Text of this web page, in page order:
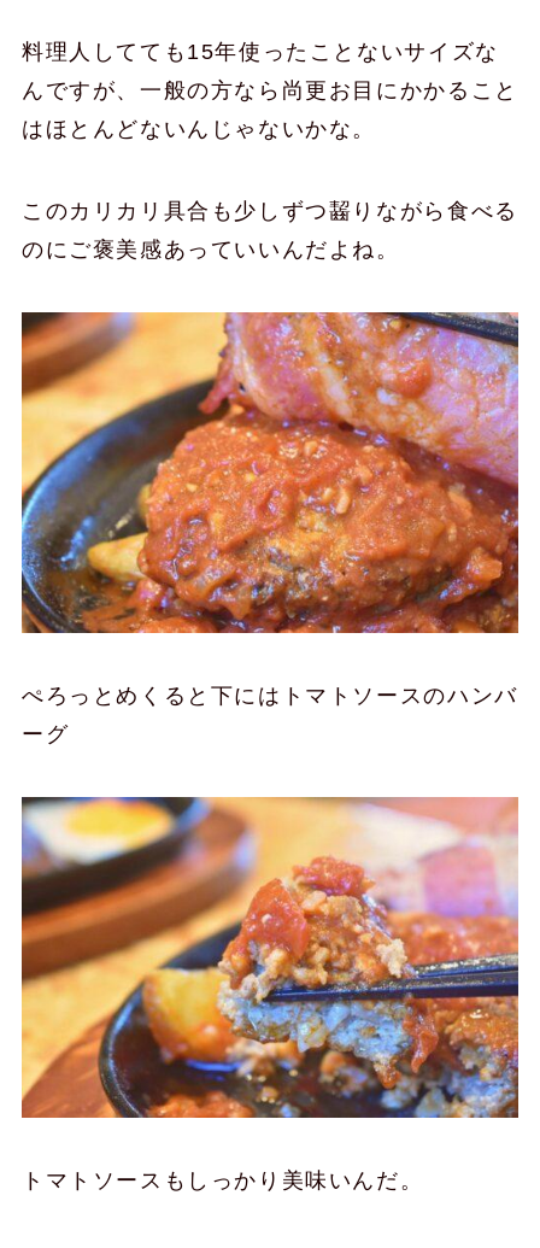
料理人してても15年使ったことないサイズな
んですが、一般の方なら尚更お目にかかること
はほとんどないんじゃないかな。
このカリカリ具合も少しずつ齧りながら食べる
のにご褒美感あっていいんだよね。
ぺろっとめくると下にはトマトソースのハンバ
ーグ
トマトソースもしっかり美味いんだ。